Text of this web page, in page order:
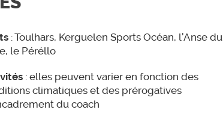
: Toulhars, Kerguelen Sports Océan, l'Anse du
le Péréllo
: elles peuvent varier en fonction des
climatiques et des prérogatives
du coach